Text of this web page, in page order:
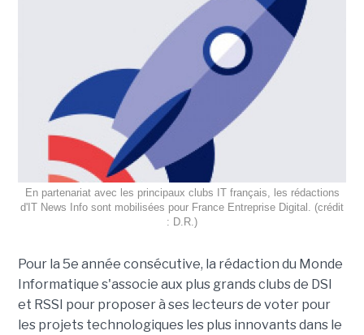
En partenariat avec les principaux clubs IT français, les rédactions
d'IT News Info sont mobilisées pour France Entreprise Digital. (crédit
: D.R.)
Pour la 5e année consécutive, la rédaction du Monde
Informatique s'associe aux plus grands clubs de DSI
et RSSI pour proposer à ses lecteurs de voter pour
les projets technologiques les plus innovants dans le